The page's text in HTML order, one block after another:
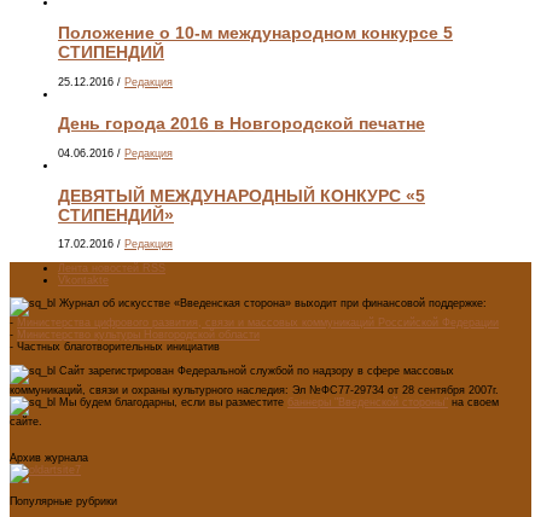
Положение о 10-м международном конкурсе 5
СТИПЕНДИЙ
25.12.2016 / Редакция
День города 2016 в Новгородской печатне
04.06.2016 / Редакция
ДЕВЯТЫЙ МЕЖДУНАРОДНЫЙ КОНКУРС «5
СТИПЕНДИЙ»
17.02.2016 / Редакция
Лента новостей RSS
Vkontakte
Журнал об искусстве «Введенская сторона» выходит при финансовой поддержке:
- Министерства цифрового развития, связи и массовых коммуникаций Российской Федерации
- Министерство культуры Новгородской области
- Частных благотворительных инициатив
Сайт зарегистрирован Федеральной службой по надзору в сфере массовых
коммуникаций, связи и охраны культурного наследия: Эл №ФС77-29734 от 28 сентября 2007г.
Мы будем благодарны, если вы разместите баннеры "Введенской стороны" на своем
сайте.
Архив журнала
Популярные рубрики